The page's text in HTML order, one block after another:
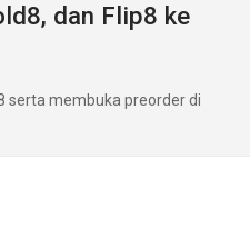
dan Flip8 ke
serta membuka preorder di